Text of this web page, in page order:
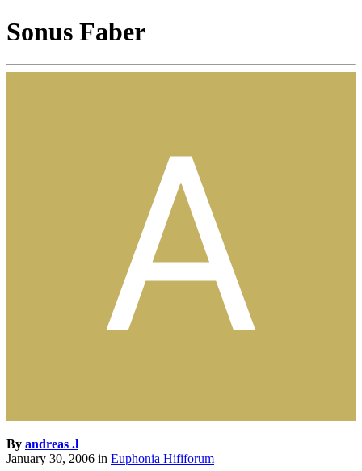
Sonus Faber
By andreas .l
January 30, 2006 in Euphonia Hififorum